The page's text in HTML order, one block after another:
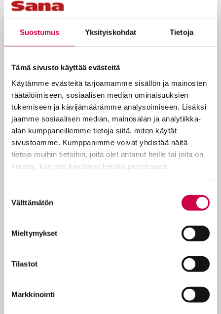
Suostumus Yksityiskohdat Tietoja
Tämä sivusto käyttää evästeitä
Käytämme evästeitä tarjoamamme sisällön ja mainosten
räätälöimiseen, sosiaalisen median ominaisuuksien
tukemiseen ja kävijämäärämme analysoimiseen. Lisäksi
jaamme sosiaalisen median, mainosalan ja analytiikka-
alan kumppaneillemme tietoja siitä, miten käytät
sivustoamme. Kumppanimme voivat yhdistää näitä
tietoja muihin tietoihin, joita olet antanut heille tai joita on
kerätty, kun olet käyttänyt heidän palvelujaan.
valinta
Välttämätön
Mieltymykset
Tilastot
Markkinointi
työtä, jos olisi sitä halunnut. Hän kuitenkin
päätti ottaa elämälleen toisen suunnan.
Vaikea alku
antaneet odottaa, että hänestä tulisi
rauhallinen kuuntelija. Äiti sairasti
skitsofreniaa, ja isä oli väkivaltainen. Ei
ollut päivää, ettei kotona olisi riidelty.
Kun Davidin siskoMarialähti sukulaisten
tuella Stanfordiin opiskelemaan, David jäi
pitämään huolta äidistään. Elämä tuntui
kuitenkin raskaalta kuin siirtolohkare, ja
itsemurhaa.
sisarensa tavoin haki ja pääsi
maineikkaaseen Stanfordiin. Monet hänen
valmistuttuaan kohti Pohjois-Kaliforniaa ja
mutta David valitsi toisen tien.